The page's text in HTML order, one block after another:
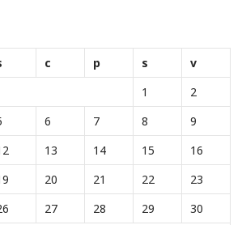
c p s
v
1
2
6 7 8
9
13 14 15
16
20 21 22
23
27 28 29
30